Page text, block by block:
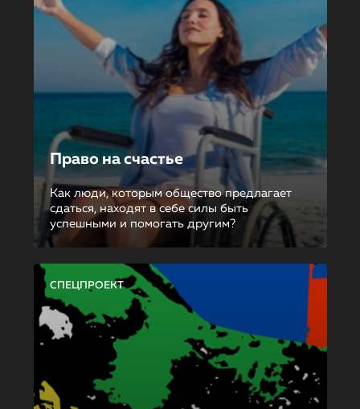
Право на счастье
Как люди, которым общество предлагает
сдаться, находят в себе силы быть
успешными и помогать другим?
СПЕЦПРОЕКТ